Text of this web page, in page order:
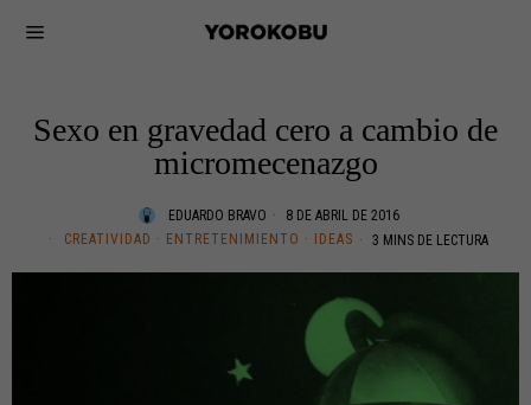
Sexo en gravedad cero a cambio de
micromecenazgo
EDUARDO BRAVO
8 DE ABRIL DE 2016
CREATIVIDAD · ENTRETENIMIENTO · IDEAS 3 MINS DE LECTURA